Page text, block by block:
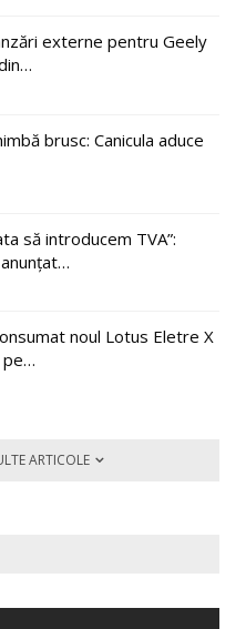
externe pentru Geely
brusc: Canicula aduce
să introducem TVA”:
noul Lotus Eletre X
pe…
ARTICOLE